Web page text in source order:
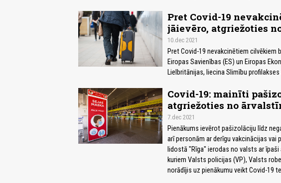
Pret Covid-19
jāievēro, atgriežoties
10.dec 2021
Pret Covid-19 nevakcinētiem
Eiropas Savienības (ES) un Eiropas
Lielbritānijas, liecina Slimību
Covid-19: mainīti
atgriežoties no
7.dec 2021
Pienākums ievērot pašizolāciju līdz
arī personām ar derīgu vakcinācijas
lidostā "Rīga" ierodas no valsts ar
kuriem Valsts policijas (VP), Valsts
norādījis uz pienākumu veikt Covid-19